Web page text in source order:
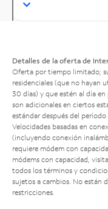
Detalles de la oferta de
Oferta por tiempo limitado;
residenciales (que no hayan
30 días) y que estén al día
son adicionales en ciertos
estándar después del
Velocidades basadas en
(incluyendo conexión
requiere módem con
módems con capacidad, visita
todos los términos y
sujetos a cambios. No están
restricciones.